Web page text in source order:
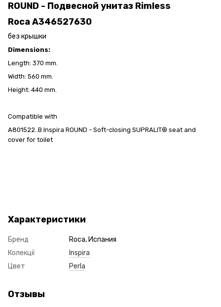
ROUND - Подвесной унитаз Rimless
Roca A346527630
без крышки
Dimensions:
Length: 370 mm.
Width: 560 mm.
Height: 440 mm.
Compatible with
A801522..B Inspira ROUND - Soft-closing SUPRALIT® seat and
cover for toilet
Характеристики
Бренд
Roca, Испания
Колекції
Inspira
Цвет
Perla
Отзывы